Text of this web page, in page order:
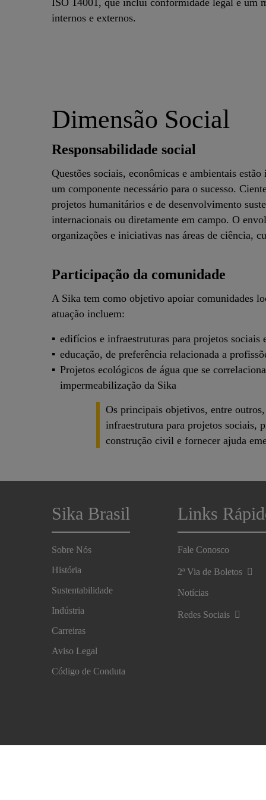
internos e externos.
Dimensão Social
Responsabilidade social
Questões sociais, econômicas e ambientais
um componente necessário para o sucesso.
projetos humanitários e de desenvolvimento
internacionais ou diretamente em campo. O
organizações e iniciativas nas áreas de ciência,
Participação da comunidade
A Sika tem como objetivo apoiar comunidades
atuação incluem:
edifícios e infraestruturas para projetos sociais
educação, de preferência relacionada a
Projetos ecológicos de água que se
impermeabilização da Sika
Os principais objetivos, entre
infraestrutura para projetos sociais,
construção civil e fornecer ajuda
Sika Brasil
Sobre Nós
História
Sustentabilidade
Indústria
Carreiras
Aviso Legal
Código de Conduta
Links
Fale Conosco
2ª Via de Boletos
Notícias
Redes Sociais